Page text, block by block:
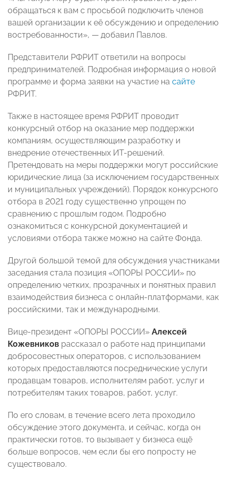
обращаться к вам с просьбой подключить членов
вашей организации к её обсуждению и определению
востребованности», — добавил Павлов.
Представители РФРИТ ответили на вопросы
предпринимателей. Подробная информация о новой
программе и форма заявки на участие на сайте
РФРИТ.
Также в настоящее время РФРИТ проводит
конкурсный отбор на оказание мер поддержки
компаниям, осуществляющим разработку и
внедрение отечественных ИТ-решений.
Претендовать на меры поддержки могут российские
юридические лица (за исключением государственных
и муниципальных учреждений). Порядок конкурсного
отбора в 2021 году существенно упрощен по
сравнению с прошлым годом. Подробно
ознакомиться с конкурсной документацией и
условиями отбора также можно на сайте Фонда.
Другой большой темой для обсуждения участниками
заседания стала позиция «ОПОРЫ РОССИИ» по
определению четких, прозрачных и понятных правил
взаимодействия бизнеса с онлайн-платформами, как
российскими, так и международными.
Вице-президент «ОПОРЫ РОССИИ» Алексей
Кожевников рассказал о работе над принципами
добросовестных операторов, с использованием
которых предоставляются посреднические услуги
продавцам товаров, исполнителям работ, услуг и
потребителям таких товаров, работ, услуг.
По его словам, в течение всего лета проходило
обсуждение этого документа, и сейчас, когда он
практически готов, то вызывает у бизнеса ещё
больше вопросов, чем если бы его попросту не
существовало.